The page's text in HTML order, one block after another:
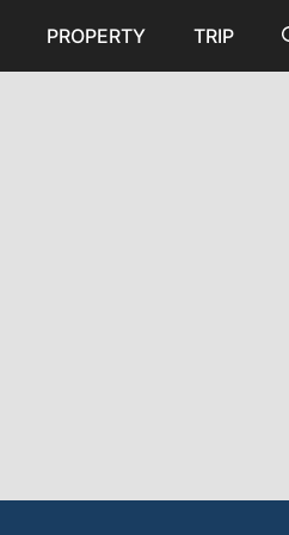
PROPERTY TRIP